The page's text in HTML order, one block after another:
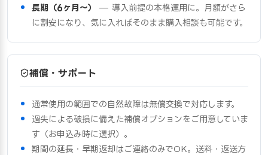
長期（6ヶ月〜）
— 導入前提の本格運用に。月額がさら
に割安になり、気に入ればそのまま購入相談も可能です。
補償・サポート
通常使用の範囲での自然故障は無償交換で対応します。
過失による破損に備えた補償オプションをご用意していま
す（お申込み時に選択）。
期間の延長・早期返却はご連絡のみでOK。送料・返送方